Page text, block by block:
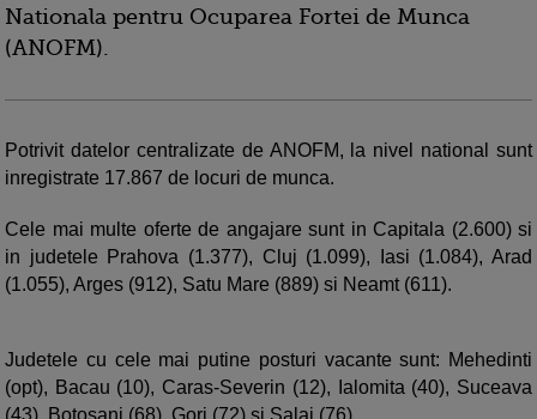
Nationala pentru Ocuparea Fortei de Munca
(ANOFM).
Potrivit datelor centralizate de ANOFM, la nivel national sunt
inregistrate 17.867 de locuri de munca.
Cele mai multe oferte de angajare sunt in Capitala (2.600) si
in judetele Prahova (1.377), Cluj (1.099), Iasi (1.084), Arad
(1.055), Arges (912), Satu Mare (889) si Neamt (611).
Judetele cu cele mai putine posturi vacante sunt: Mehedinti
(opt), Bacau (10), Caras-Severin (12), Ialomita (40), Suceava